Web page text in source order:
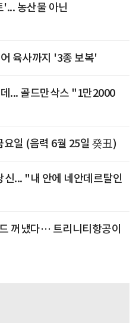
농산물 아닌
육사까지 '3종 보복'
... 골드만삭스 "1만2000
일 (음력 6월 25일 癸丑)
신... "내 안에 네안데르탈인
꺼냈다… 트리니티항공이